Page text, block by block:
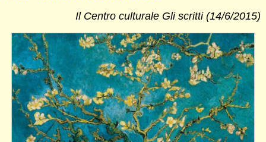
Il Centro culturale Gli scritti (14/6/2015)